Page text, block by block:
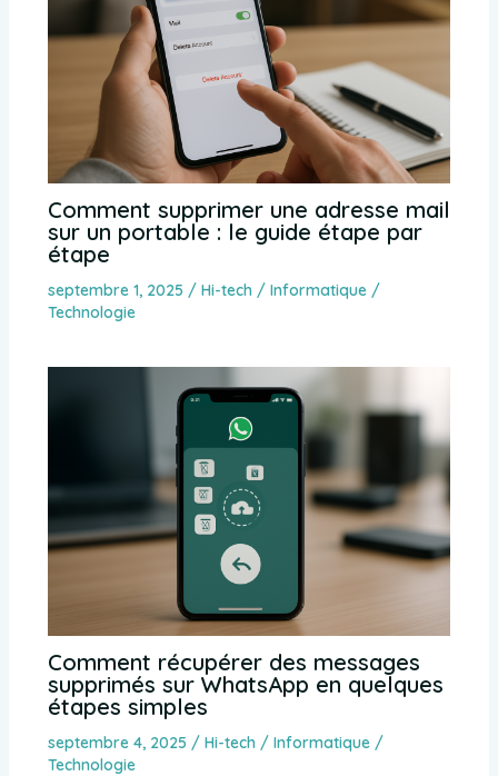
Comment supprimer une adresse mail
sur un portable : le guide étape par
étape
septembre 1, 2025 / Hi-tech / Informatique /
Technologie
Comment récupérer des messages
supprimés sur WhatsApp en quelques
étapes simples
septembre 4, 2025 / Hi-tech / Informatique /
Technologie